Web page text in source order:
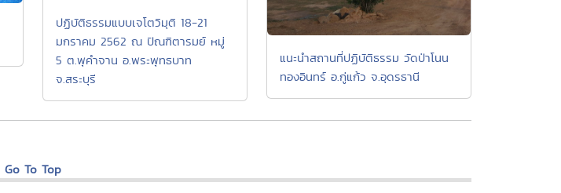
ปฏิบัติธรรมแบบเจโตวิมุติ 18-21
มกราคม 2562 ณ ปัณฑิตารมย์ หมู่
5 ต.พุคำจาน อ.พระพุทธบาท
จ.สระบุรี
แนะนำสถานที่ปฏิบัติธรรม วัดป่าโนน
ทองอินทร์ อ.กู่แก้ว จ.อุดรธานี
Go To Top